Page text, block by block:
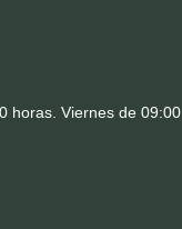
horas. Viernes de 09:00